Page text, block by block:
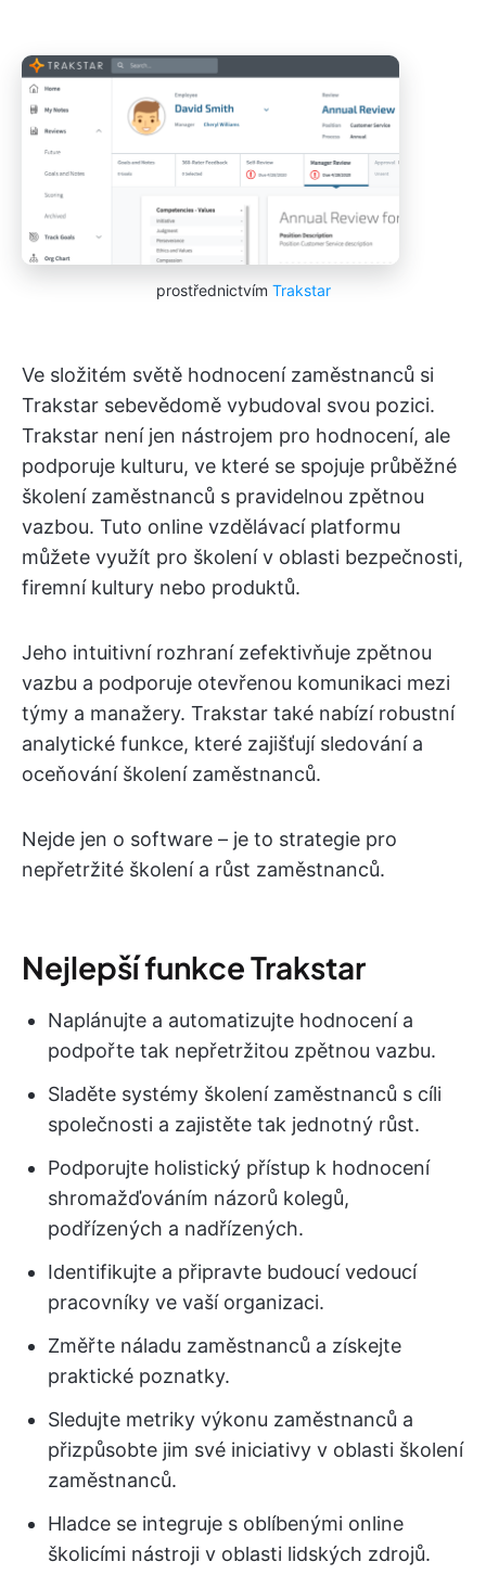
prostřednictvím Trakstar
Ve složitém světě hodnocení zaměstnanců si
Trakstar sebevědomě vybudoval svou pozici.
Trakstar není jen nástrojem pro hodnocení, ale
podporuje kulturu, ve které se spojuje průběžné
školení zaměstnanců s pravidelnou zpětnou
vazbou. Tuto online vzdělávací platformu
můžete využít pro školení v oblasti bezpečnosti,
firemní kultury nebo produktů.
Jeho intuitivní rozhraní zefektivňuje zpětnou
vazbu a podporuje otevřenou komunikaci mezi
týmy a manažery. Trakstar také nabízí robustní
analytické funkce, které zajišťují sledování a
oceňování školení zaměstnanců.
Nejde jen o software – je to strategie pro
nepřetržité školení a růst zaměstnanců.
Nejlepší funkce Trakstar
Naplánujte a automatizujte hodnocení a
podpořte tak nepřetržitou zpětnou vazbu.
Sladěte systémy školení zaměstnanců s cíli
společnosti a zajistěte tak jednotný růst.
Podporujte holistický přístup k hodnocení
shromažďováním názorů kolegů,
podřízených a nadřízených.
Identifikujte a připravte budoucí vedoucí
pracovníky ve vaší organizaci.
Změřte náladu zaměstnanců a získejte
praktické poznatky.
Sledujte metriky výkonu zaměstnanců a
přizpůsobte jim své iniciativy v oblasti školení
zaměstnanců.
Hladce se integruje s oblíbenými online
školicími nástroji v oblasti lidských zdrojů.